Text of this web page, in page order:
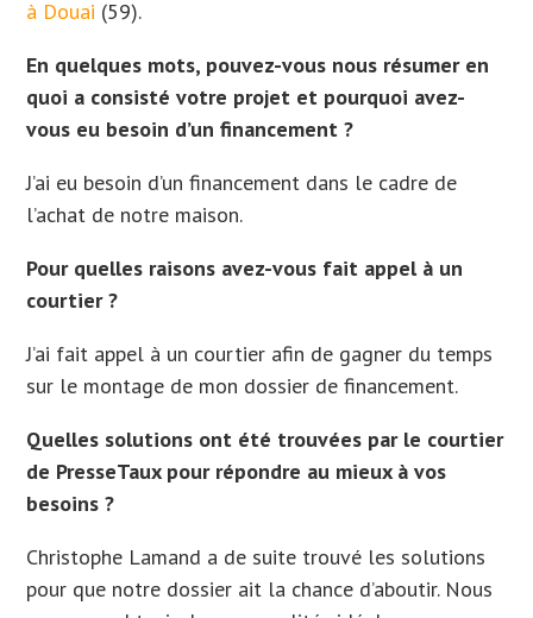
à Douai (59).
En quelques mots, pouvez-vous nous résumer en
quoi a consisté votre projet et pourquoi avez-
vous eu besoin d’un financement ?
J’ai eu besoin d’un financement dans le cadre de
l’achat de notre maison.
Pour quelles raisons avez-vous fait appel à un
courtier ?
J’ai fait appel à un courtier afin de gagner du temps
sur le montage de mon dossier de financement.
Quelles solutions ont été trouvées par le courtier
de PresseTaux pour répondre au mieux à vos
besoins ?
Christophe Lamand a de suite trouvé les solutions
pour que notre dossier ait la chance d’aboutir. Nous